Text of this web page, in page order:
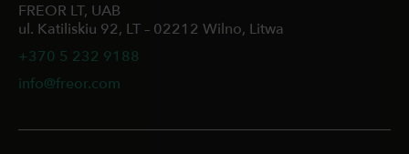
FREOR LT, UAB
ul. Katiliskiu 92, LT – 02212 Wilno, Litwa
+370 5 232 9188
info@freor.com